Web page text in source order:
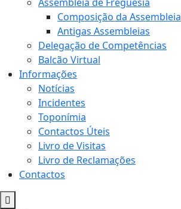
Assembleia de Freguesia
Composição da Assembleia
Antigas Assembleias
Delegação de Competências
Balcão Virtual
Informações
Notícias
Incidentes
Toponímia
Contactos Úteis
Livro de Visitas
Livro de Reclamações
Contactos